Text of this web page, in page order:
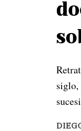
siglo,